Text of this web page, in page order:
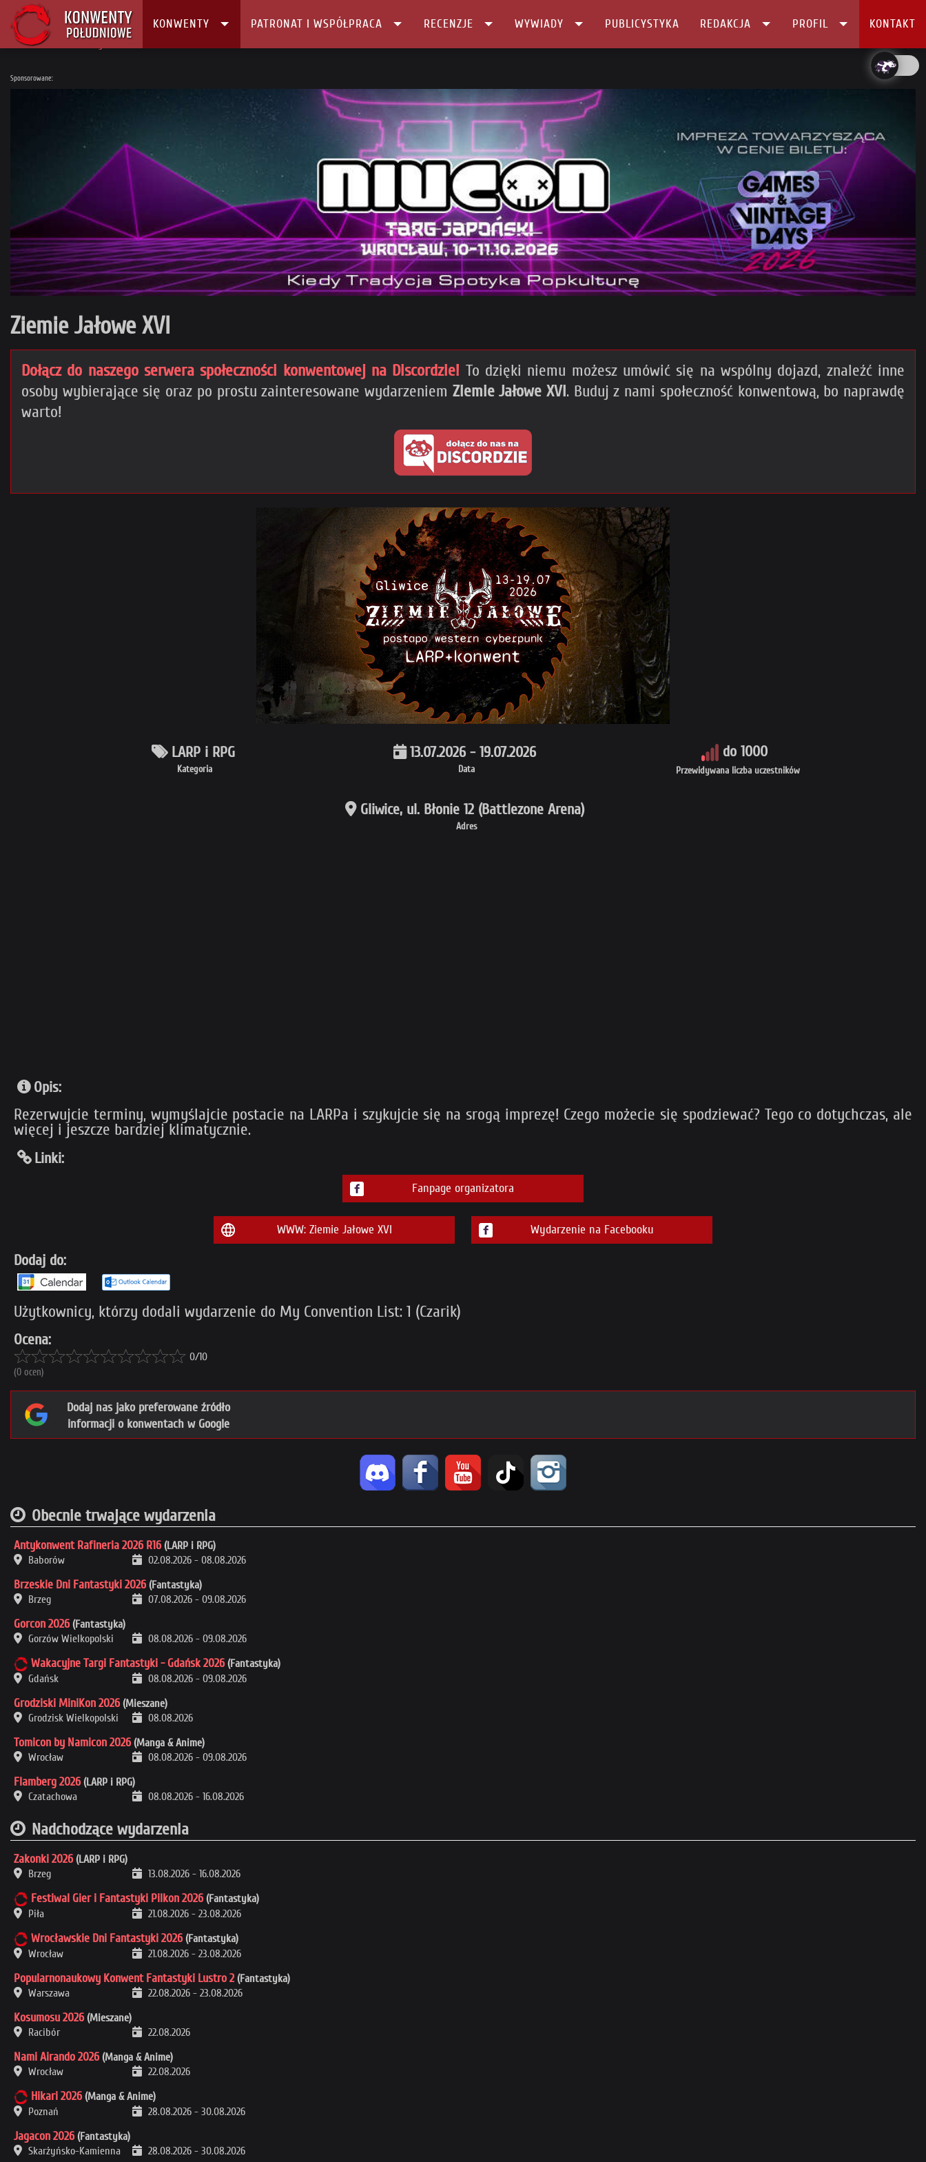
KONWENTY PATRONAT I WSPÓŁPRACA RECENZJE WYWIADY PUBLICYSTYKA REDAKCJA PROFIL KONTAKT
Główna
Sponsorowane:
Ziemie Jałowe XVI
Dołącz do naszego serwera społeczności konwentowej na Discordzie! To dzięki niemu możesz umówić się na wspólny dojazd, znaleźć inne
osoby wybierające się oraz po prostu zainteresowane wydarzeniem Ziemie Jałowe XVI . Buduj z nami społeczność konwentową, bo naprawdę
warto!
Kategoria
LARP i RPG
Data
13.07.2026 - 19.07.2026
Przewidywana liczba uczestników
do 1000
Adres
Gliwice, ul. Błonie 12 (Battlezone Arena)
Opis:
Rezerwujcie terminy, wymyślajcie postacie na LARPa i szykujcie się na srogą imprezę! Czego możecie się spodziewać? Tego co dotychczas, ale
więcej i jeszcze bardziej klimatycznie.
Linki:
Fanpage organizatora
WWW: Ziemie Jałowe XVI Wydarzenie na Facebooku
Dodaj do:
Użytkownicy, którzy dodali wydarzenie do My Convention List: 1 (Czarik)
Ocena:
0/10
(0 ocen)
Dodaj nas jako preferowane źródło
informacji o konwentach w Google
Obecnie trwające wydarzenia
Antykonwent Rafineria 2026 R16 (LARP i RPG)
Baborów
02.08.2026 - 08.08.2026
Brzeskie Dni Fantastyki 2026 (Fantastyka)
Brzeg
07.08.2026 - 09.08.2026
Gorcon 2026 (Fantastyka)
Gorzów Wielkopolski
08.08.2026 - 09.08.2026
Wakacyjne Targi Fantastyki - Gdańsk 2026 (Fantastyka)
Gdańsk
08.08.2026 - 09.08.2026
Grodziski MiniKon 2026 (Mieszane)
Grodzisk Wielkopolski
08.08.2026
Tomicon by Namicon 2026 (Manga & Anime)
Wrocław
08.08.2026 - 09.08.2026
Flamberg 2026 (LARP i RPG)
Czatachowa
08.08.2026 - 16.08.2026
Nadchodzące wydarzenia
Zakonki 2026 (LARP i RPG)
Brzeg
13.08.2026 - 16.08.2026
Festiwal Gier i Fantastyki Pilkon 2026 (Fantastyka)
Piła
21.08.2026 - 23.08.2026
Wrocławskie Dni Fantastyki 2026 (Fantastyka)
Wrocław
21.08.2026 - 23.08.2026
Popularnonaukowy Konwent Fantastyki Lustro 2 (Fantastyka)
Warszawa
22.08.2026 - 23.08.2026
Kosumosu 2026 (Mieszane)
Racibór
22.08.2026
Nami Airando 2026 (Manga & Anime)
Wrocław
22.08.2026
Hikari 2026 (Manga & Anime)
Poznań
28.08.2026 - 30.08.2026
Jagacon 2026 (Fantastyka)
Skarżyńsko-Kamienna
28.08.2026 - 30.08.2026